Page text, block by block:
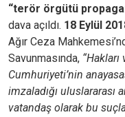
“terör örgütü
dava açıldı. 18 Eylül
Ağır Ceza
Savunmasında,
Cumhuriyeti’nin
imzaladığı
vatandaş olarak bu